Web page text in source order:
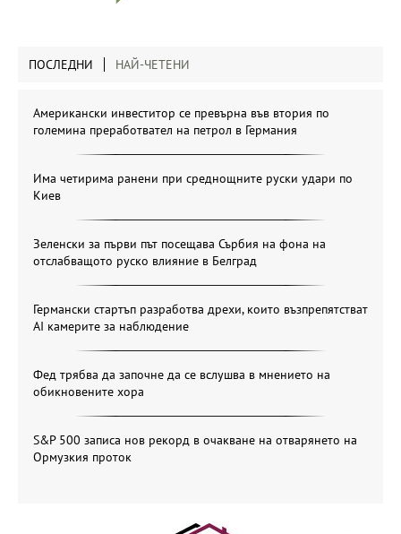
ПОСЛЕДНИ НАЙ-ЧЕТЕНИ
Американски инвеститор се превърна във втория по
големина преработвател на петрол в Германия
Има четирима ранени при среднощните руски удари по
Киев
Зеленски за първи път посещава Сърбия на фона на
отслабващото руско влияние в Белград
Германски стартъп разработва дрехи, които възпрепятстват
AI камерите за наблюдение
Фед трябва да започне да се вслушва в мнението на
обикновените хора
S&P 500 записа нов рекорд в очакване на отварянето на
Ормузкия проток